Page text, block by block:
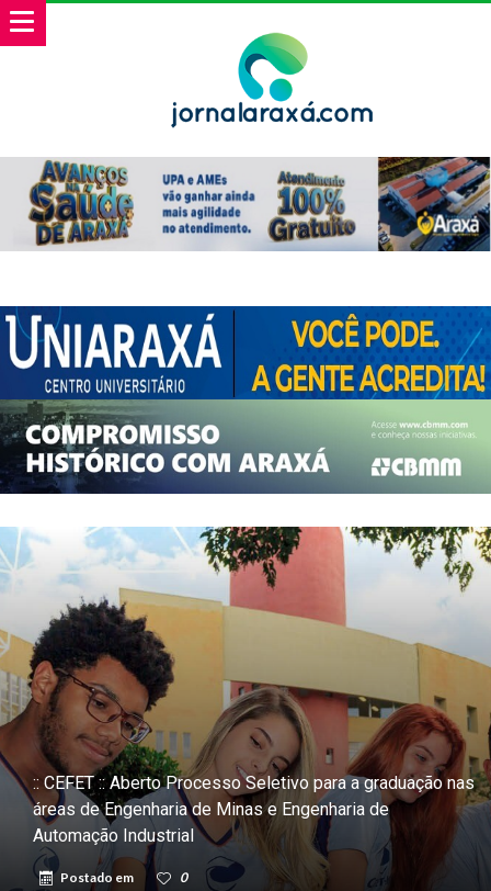
:: CEFET :: Aberto Processo Seletivo para a graduação nas
áreas de Engenharia de Minas e Engenharia de
Automação Industrial
Postado em 0